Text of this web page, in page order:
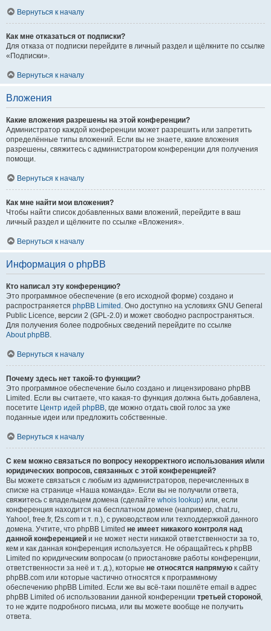
Вернуться к началу
Как мне отказаться от подписки?
Для отказа от подписки перейдите в личный раздел и щёлкните по ссылке
«Подписки».
Вернуться к началу
Вложения
Какие вложения разрешены на этой конференции?
Администратор каждой конференции может разрешить или запретить
определённые типы вложений. Если вы не знаете, какие вложения
разрешены, свяжитесь с администратором конференции для получения
помощи.
Вернуться к началу
Как мне найти мои вложения?
Чтобы найти список добавленных вами вложений, перейдите в ваш
личный раздел и щёлкните по ссылке «Вложения».
Вернуться к началу
Информация о phpBB
Кто написал эту конференцию?
Это программное обеспечение (в его исходной форме) создано и
распространяется phpBB Limited . Оно доступно на условиях GNU General
Public Licence, версии 2 (GPL-2.0) и может свободно распространяться.
Для получения более подробных сведений перейдите по ссылке
About phpBB.
Вернуться к началу
Почему здесь нет такой-то функции?
Это программное обеспечение было создано и лицензировано phpBB
Limited. Если вы считаете, что какая-то функция должна быть добавлена,
посетите Центр идей phpBB, где можно отдать свой голос за уже
поданные идеи или предложить собственные.
Вернуться к началу
С кем можно связаться по вопросу некорректного использования и/или
юридических вопросов, связанных с этой конференцией?
Вы можете связаться с любым из администраторов, перечисленных в
списке на странице «Наша команда». Если вы не получили ответа,
свяжитесь с владельцем домена (сделайте whois lookup) или, если
конференция находится на бесплатном домене (например, chat.ru,
Yahoo!, free.fr, f2s.com и т. п.), с руководством или техподдержкой данного
домена. Учтите, что phpBB Limited не имеет никакого контроля над
данной конференцией и не может нести никакой ответственности за то,
кем и как данная конференция используется. Не обращайтесь к phpBB
Limited по юридическим вопросам (о приостановке работы конференции,
ответственности за неё и т. д.), которые не относятся напрямую к сайту
phpBB.com или которые частично относятся к программному
обеспечению phpBB Limited. Если же вы всё-таки пошлёте email в адрес
phpBB Limited об использовании данной конференции третьей стороной,
то не ждите подробного письма, или вы можете вообще не получить
ответа.